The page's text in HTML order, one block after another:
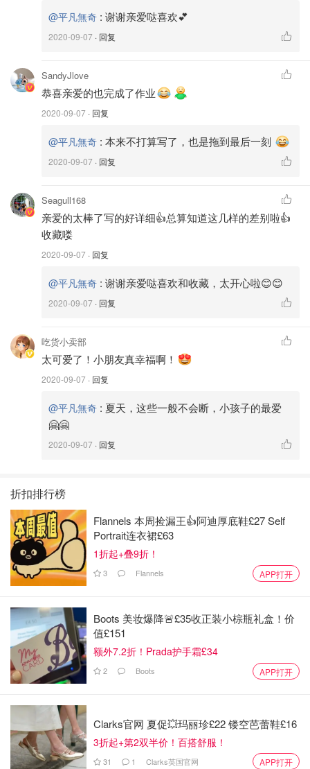
【材料】
白凉粉 1包
水 3.5 Qt （1 Qt 是32安寺）
冰糖 1杯(砂糖1杯或者片糖2条)
蝶豆花 5朵
抹茶粉 少许
黑糖 1勺
🌱半Qt水用来搅白凉粉备用
@平凡無奇 : 谢谢亲爱哒喜欢💕
2020-09-07 · 回复
SandyJlove
恭喜亲爱的也完成了作业
2020-09-07 · 回复
@平凡無奇 : 本来不打算写了，也是拖到最后一刻
2020-09-07 · 回复
Seagull168
亲爱的太棒了写的好详细👍总算知道这几样的差别啦👍
收藏喽
2020-09-07 · 回复
@平凡無奇 : 谢谢亲爱哒喜欢和收藏，太开心啦😊😊
2020-09-07 · 回复
吃货小卖部
太可爱了！小朋友真幸福啊！
2020-09-07 · 回复
@平凡無奇 : 夏天，这些一般不会断，小孩子的最爱
🤗🤗
2020-09-07 · 回复
折扣排行榜
Flannels 本周捡漏王👍阿迪厚底鞋£27 Self
Portrait连衣裙£63
1折起+叠9折！
3 Flannels APP打开
Boots 美妆爆降🚨£35收正装小棕瓶礼盒！价
值£151
额外7.2折！Prada护手霜£34
2 Boots APP打开
Clarks官网 夏促💥玛丽珍£22 镂空芭蕾鞋£16
3折起+第2双半价！百搭舒服！
31 1 Clarks英国官网 APP打开